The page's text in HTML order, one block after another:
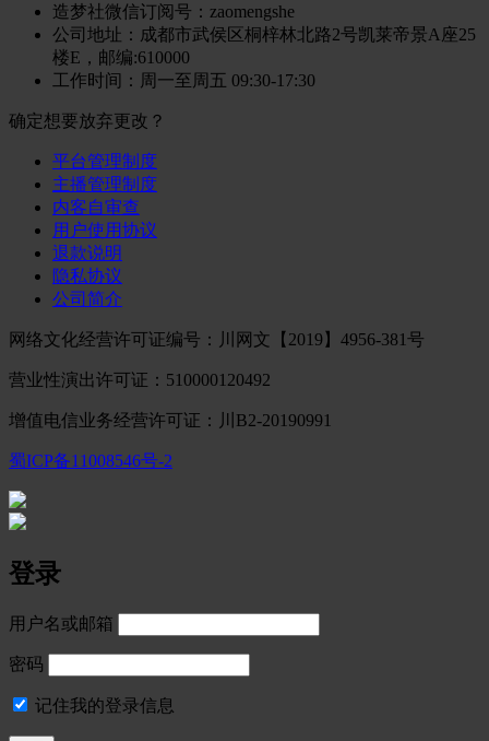
造梦社微信订阅号 ：zaomengshe
公司地址 ：成都市武侯区桐梓林北路2号凯莱帝景A座25
楼E，邮编:610000
工作时间 ：周一至周五 09:30-17:30
确定想要放弃更改？
平台管理制度
主播管理制度
内客自审查
用户使用协议
退款说明
隐私协议
公司简介
网络文化经营许可证编号：川网文【2019】4956-381号
营业性演出许可证：510000120492
增值电信业务经营许可证：川B2-20190991
蜀ICP备11008546号-2
登录
用户名或邮箱
密码
记住我的登录信息